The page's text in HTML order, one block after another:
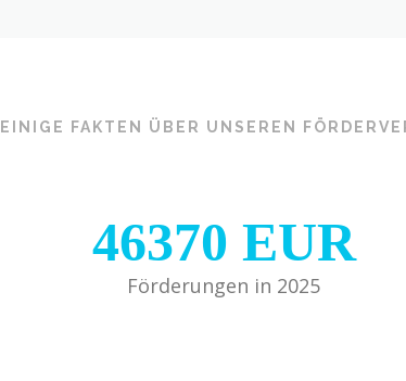
EINIGE FAKTEN ÜBER UNSEREN
46370 EUR
Förderungen in 2025